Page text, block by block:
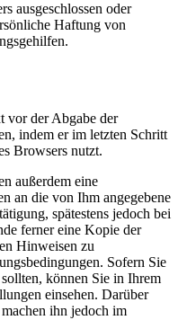
ausgeschlossen oder
Haftung von
vor der Abgabe der
indem er im letzten Schritt
Browsers nutzt.
außerdem eine
an die von Ihm angegebene
spätestens jedoch bei
ferner eine Kopie der
Hinweisen zu
Sofern Sie
können Sie in Ihrem
einsehen. Darüber
ihn jedoch im